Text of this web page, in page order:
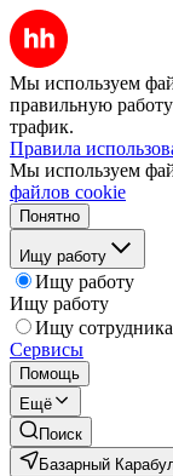
Мы используем
правильную
трафик.
Правила
Мы используем
файлов cookie
Понятно
Ищу работу
Ищу работу
Ищу работу
Ищу сотрудника
Сервисы
Помощь
Ещё
Поиск
Базарный